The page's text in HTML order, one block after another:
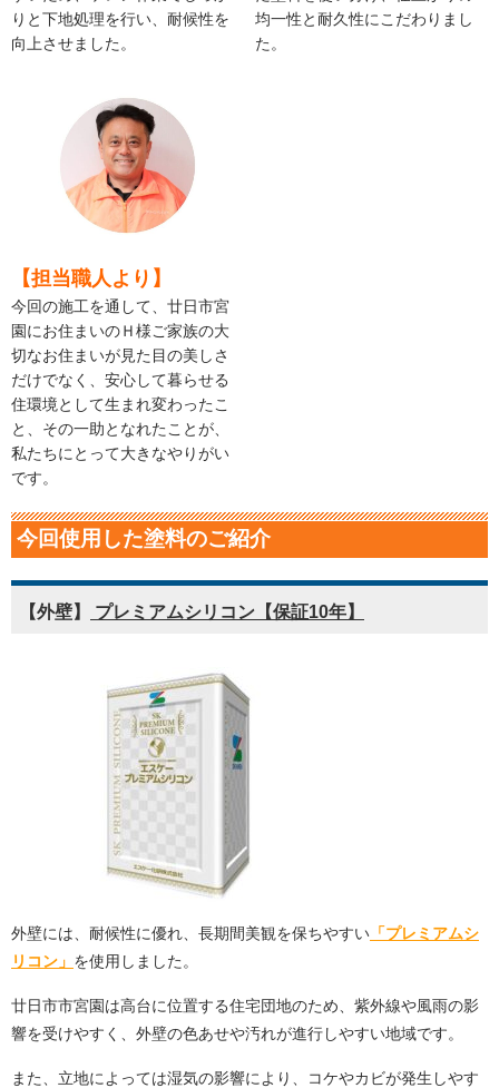
りと下地処理を行い、耐候性を
向上させました。
均一性と耐久性にこだわりまし
た。
【担当職人より】
今回の施工を通して、廿日市宮
園にお住まいのＨ様ご家族の大
切なお住まいが見た目の美しさ
だけでなく、安心して暮らせる
住環境として生まれ変わったこ
と、その一助となれたことが、
私たちにとって大きなやりがい
です。
今回使用した塗料のご紹介
【外壁】 プレミアムシリコン【保証10年】
外壁には、耐候性に優れ、長期間美観を保ちやすい 「プレミアムシ
リコン」 を使用しました。
廿日市市宮園は高台に位置する住宅団地のため、紫外線や風雨の影
響を受けやすく、外壁の色あせや汚れが進行しやすい地域です。
また、立地によっては湿気の影響により、コケやカビが発生しやす